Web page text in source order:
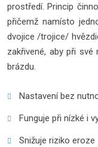
prostředí. Princip
přičemž namísto
dvojice /trojice/
zakřivené, aby při své
brázdu.
Nastavení bez
Funguje při nízké i
Snižuje riziko eroze